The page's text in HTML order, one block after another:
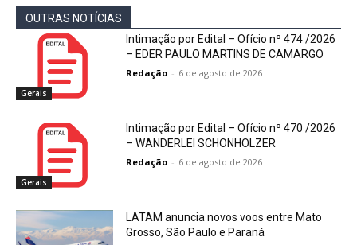
OUTRAS NOTÍCIAS
Gerais
Intimação por Edital – Ofício nº 474 /2026
– EDER PAULO MARTINS DE CAMARGO
Redação - 6 de agosto de 2026
Gerais
Intimação por Edital – Ofício nº 470 /2026
– WANDERLEI SCHONHOLZER
Redação - 6 de agosto de 2026
LATAM anuncia novos voos entre Mato
Grosso, São Paulo e Paraná